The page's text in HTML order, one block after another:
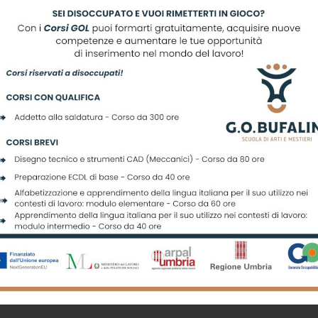
alla nostra
Registrati per ricevere offerte e leggere le ultime news